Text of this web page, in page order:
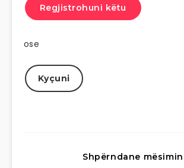
Regjistrohuni këtu
ose
Kyçuni
Shpërndane mësimin